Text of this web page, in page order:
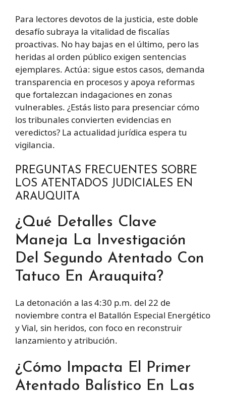
Para lectores devotos de la justicia, este doble
desafío subraya la vitalidad de fiscalías
proactivas. No hay bajas en el último, pero las
heridas al orden público exigen sentencias
ejemplares. Actúa: sigue estos casos, demanda
transparencia en procesos y apoya reformas
que fortalezcan indagaciones en zonas
vulnerables. ¿Estás listo para presenciar cómo
los tribunales convierten evidencias en
veredictos? La actualidad jurídica espera tu
vigilancia.
PREGUNTAS FRECUENTES SOBRE
LOS ATENTADOS JUDICIALES EN
ARAUQUITA
¿Qué Detalles Clave
Maneja La Investigación
Del Segundo Atentado Con
Tatuco En Arauquita?
La detonación a las 4:30 p.m. del 22 de
noviembre contra el Batallón Especial Energético
y Vial, sin heridos, con foco en reconstruir
lanzamiento y atribución.
¿Cómo Impacta El Primer
Atentado Balístico En Las